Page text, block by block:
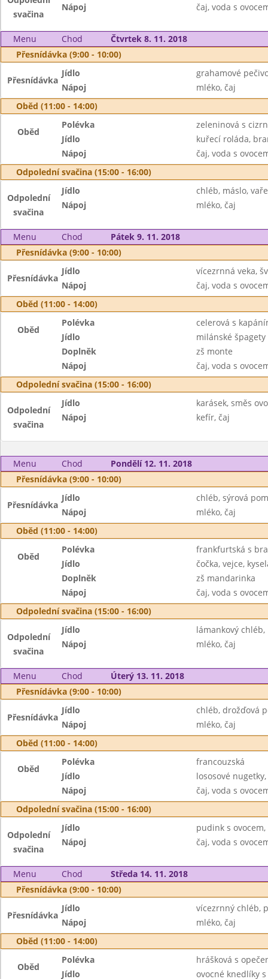
svačina
Nápoj
čaj, voda s
Menu Chod
Čtvrtek 8. 11. 2018
Přesnídávka (9:00 - 10:00)
Přesnídávka
Jídlo
grahamové
Nápoj
mléko, čaj
Oběd (11:00 - 14:00)
Oběd
Polévka
zeleninová s
Jídlo
kuřecí roláda,
Nápoj
čaj, voda s
Odpolední svačina (15:00 - 16:00)
Odpolední
svačina
Jídlo
chléb, máslo,
Nápoj
mléko, čaj
Menu Chod
Pátek 9. 11. 2018
Přesnídávka (9:00 - 10:00)
Přesnídávka
Jídlo
vícezrnná veka,
Nápoj
čaj, voda s
Oběd (11:00 - 14:00)
Oběd
Polévka
celerová s
Jídlo
milánské
Doplněk
zš monte
Nápoj
čaj, voda s
Odpolední svačina (15:00 - 16:00)
Odpolední
svačina
Jídlo
karásek, směs
Nápoj
kefír, čaj
Menu Chod
Pondělí 12. 11. 2018
Přesnídávka (9:00 - 10:00)
Přesnídávka
Jídlo
chléb, sýrová
Nápoj
mléko, čaj
Oběd (11:00 - 14:00)
Oběd
Polévka
frankfurtská s
Jídlo
čočka, vejce,
Doplněk
zš mandarinka
Nápoj
čaj, voda s
Odpolední svačina (15:00 - 16:00)
Odpolední
svačina
Jídlo
lámankový chléb,
Nápoj
mléko, čaj
Menu Chod
Úterý 13. 11. 2018
Přesnídávka (9:00 - 10:00)
Přesnídávka
Jídlo
chléb, drožďová
Nápoj
mléko, čaj
Oběd (11:00 - 14:00)
Oběd
Polévka
francouzská
Jídlo
lososové
Nápoj
čaj, voda s
Odpolední svačina (15:00 - 16:00)
Odpolední
svačina
Jídlo
pudink s
Nápoj
čaj, voda s
Menu Chod
Středa 14. 11. 2018
Přesnídávka (9:00 - 10:00)
Přesnídávka
Jídlo
vícezrnný chléb,
Nápoj
mléko, čaj
Oběd (11:00 - 14:00)
Oběd
Polévka
hrášková s
Jídlo
ovocné knedlíky